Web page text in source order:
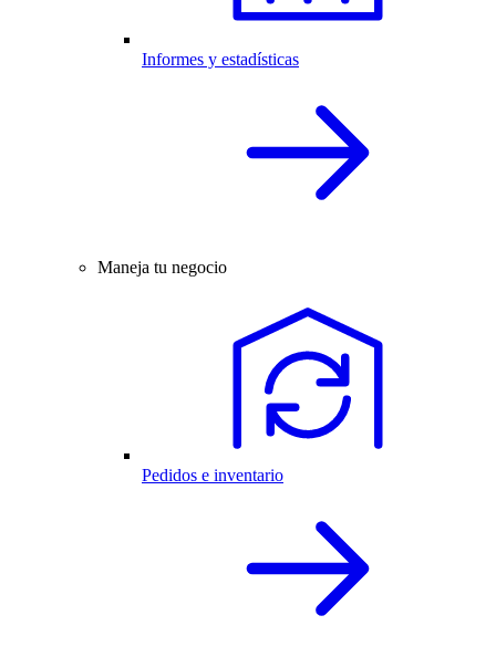
Informes y estadísticas
Maneja tu negocio
Pedidos e inventario